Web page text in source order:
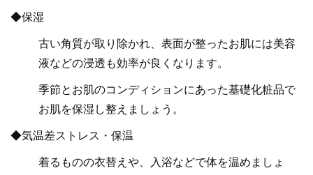
◆保湿
古い角質が取り除かれ、表面が整ったお肌には美容
液などの浸透も効率が良くなります。
季節とお肌のコンディションにあった基礎化粧品で
お肌を保湿し整えましょう。
◆気温差ストレス・保温
着るものの衣替えや、入浴などで体を温めましょ